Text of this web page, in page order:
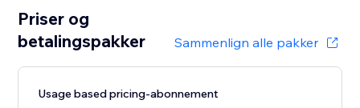
Priser og
betalingspakker
Sammenlign alle pakker
Usage based pricing-abonnement